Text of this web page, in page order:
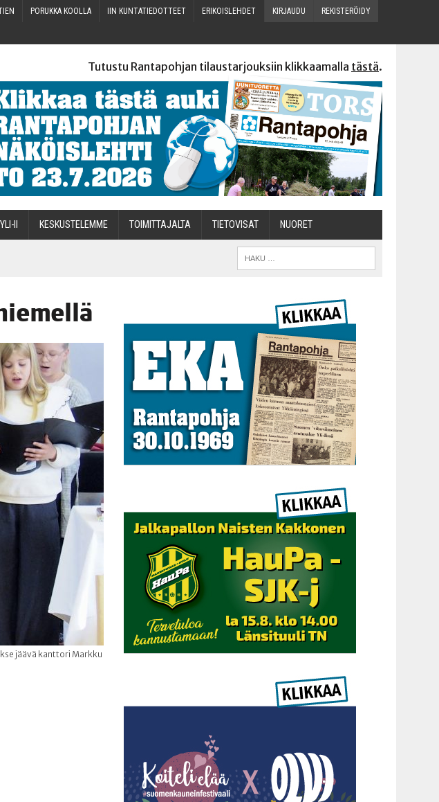
PORUK­KA KOOLLA IIN KUN­TA­TIE­DOT­TEET ERI­KOIS­LEH­DET KIR­JAU­DU REKIS­TE­RÖI­DY
Tutustu Rantapohjan tilaustarjouksiin klikkaamalla tästä.
YLI-II KES­KUS­TE­LEM­ME TOI­MIT­TA­JAL­TA TIETOVISAT NUO­RET
jäävä kanttori Markku